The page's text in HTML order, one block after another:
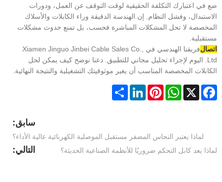
ضع في اعتبارك التكلفة الحقيقية لوقت التوقف عن العمل، ودورات
الاستبدال، وفشل النظام. إن الهندسة الدقيقة وراء الكابلات والأسلاك
المخصصة لا تحل المشكلات المباشرة فحسب، بل تمنع حدوث مشكلات
مستقبلية.
اتصال
فريقنا الهندسي في Xiamen Jinguo Jinbei Cable Sales Co.,
Ltd. اليوم لإجراء تحليل مجاني للتطبيق. دعنا نوضح كيف يمكن لحل
الكابلات المخصصة المناسب أن يغير موثوقيتك التشغيلية والنتيجة النهائية.
Facebook
X
WhatsApp
Pinterest
LinkedIn
Share
سابق:
لماذا يعتبر النحاس المضفر مستقبل الموصلية الكهربائية عالية الأداء؟
التالي: لماذا يعد كابل التحكم ضروريًا للأنظمة الصناعية الحديثة؟